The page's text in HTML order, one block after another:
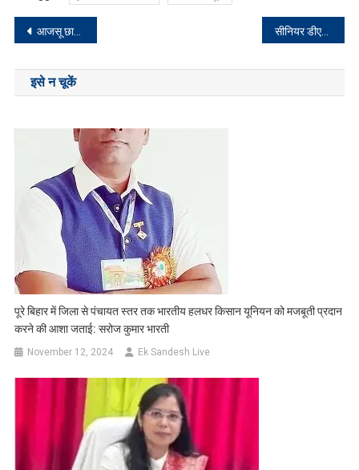
Post
navigation
आजसू छात्र संघ ने कुलपति को सौंपा ज्ञापन सीनियर डीएमई से ईसीआरकेयू प्रतिनिधियों ने की मुलाकात
इसे न चूकें
पूरे बिहार में जिला से पंचायत स्तर तक भारतीय हलधर किसान यूनियन को मजबूती प्रदान
करने की आशा जताई: सरोज कुमार भारती
November 12, 2024 Ek Sandesh Live